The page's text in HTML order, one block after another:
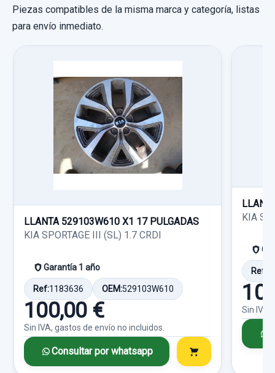
CERRADURA PUERTA DELANTERA DERECHA 5
PIN 5P
CERRADURA PUERTA DELANTERA
DERECHA... usado.
KIA RIO LS BERLINA
20,00 €
Consultar por whatsapp
Piezas compatibles de la misma marca y categoría, listas
para envío inmediato.
LLANTA 529103W610 X1 17 PULGADAS
KIA SPORTAGE III (SL) 1.7 CRDI
Garantía 1 año
Ref:1183636 OEM:529103W610
100,00 €
Sin IVA, gastos de envío no incluidos.
Consultar por whatsapp
KIA
Ref:
Sin IVA,